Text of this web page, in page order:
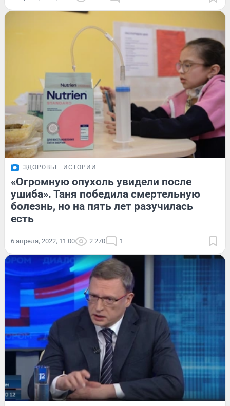
ЗДОРОВЬЕ ИСТОРИИ
«Огромную опухоль увидели после
ушиба». Таня победила смертельную
болезнь, но на пять лет разучилась
есть
6 апреля, 2022, 11:00 2 270 1